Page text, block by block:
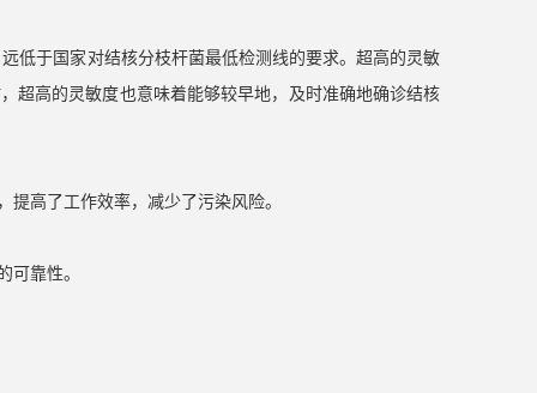
低于国家对结核分枝杆菌最低检测线的要求。超高的灵敏
超高的灵敏度也意味着能够较早地，及时准确地确诊结核
高了工作效率，减少了污染风险。
靠性。